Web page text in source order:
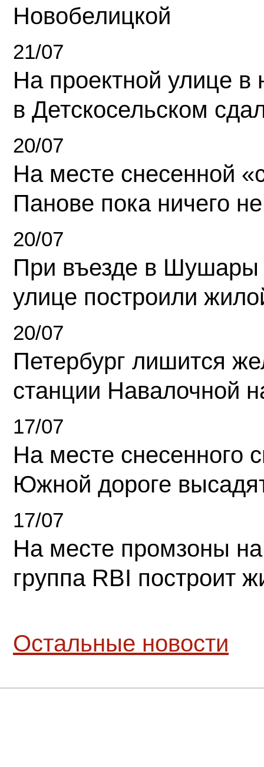
Новобелицкой
21/07
На проектной улице
в Детскосельском
20/07
На месте снесенной
Панове пока ничего
20/07
При въезде в Шушары
улице построили
20/07
Петербург лишится
станции Навалочной
17/07
На месте снесенного
Южной дороге
17/07
На месте промзоны
группа RBI построит
Остальные новости